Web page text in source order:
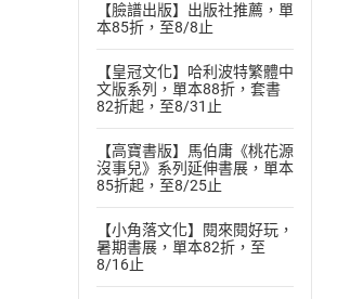
【臉譜出版】出版社推薦，單
本85折，至8/8止
【皇冠文化】哈利波特繁體中
文版系列，單本88折，套書
82折起，至8/31止
【高寶書版】馬伯庸《桃花源
沒事兒》系列延伸書展，單本
85折起，至8/25止
【小角落文化】閱來閱好玩，
暑期書展，單本82折，至
8/16止